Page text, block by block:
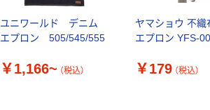
ユニワールド デニム
エプロン 505/545/555
￥1,166~ （税込）
ヤマショウ 不織
エプロン YFS-
￥179 （税込）